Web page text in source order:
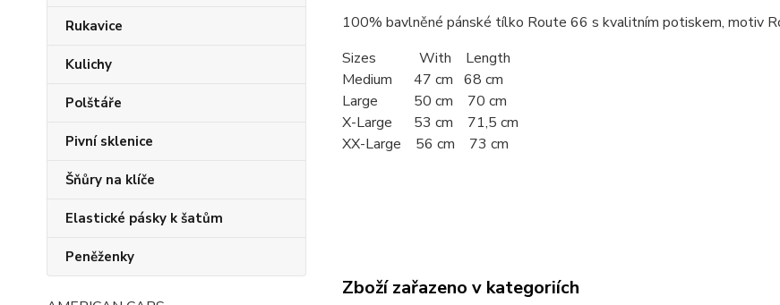
Rukavice
Kulichy
Polštáře
Pivní sklenice
Šňůry na klíče
Elastické pásky k šatům
Peněženky
100% bavlněné pánské tílko Route 66 s kvalitním potiskem, motiv
Sizes With Length
Medium 47 cm 68 cm
Large 50 cm 70 cm
X-Large 53 cm 71,5 cm
XX-Large 56 cm 73 cm
Zboží zařazeno v kategoriích